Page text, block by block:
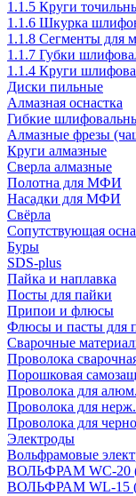
1.1.5 Круги
1.1.6 Шкурка
1.1.8 Сегменты для
1.1.7 Губки
1.1.4 Круги
Диски пильные
Алмазная оснастка
Гибкие
Алмазные фрезы
Круги алмазные
Сверла алмазные
Полотна для МФИ
Насадки для МФИ
Свёрла
Сопутствующая
Буры
SDS-plus
Пайка и наплавка
Посты для пайки
Припои и флюсы
Флюсы и пасты для
Сварочные
Проволока
Порошковая
Проволока для
Проволока для нерж.
Проволока для
Электроды
Вольфрамовые
ВОЛЬФРАМ WC-20
ВОЛЬФРАМ WL-15